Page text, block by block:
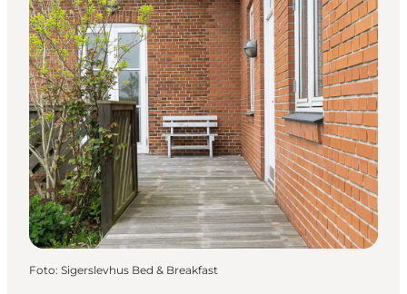
Foto: Sigerslevhus Bed & Breakfast